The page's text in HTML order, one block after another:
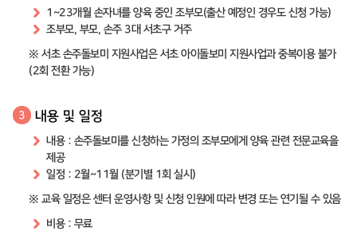
1~23개월 손자녀를 양육 중인 조부모(출산 예정인 경우도 신청 가능)
조부모, 부모, 손주 3대 서초구 거주
※ 서초 손주돌보미 지원사업은 서초 아이돌보미 지원사업과 중복이용 불가
(2회 전환 가능)
3 내용 및 일정
내용 : 손주돌보미를 신청하는 가정의 조부모에게 양육 관련 전문교육을
제공
일정 : 2월~11월 (분기별 1회 실시)
※ 교육 일정은 센터 운영사항 및 신청 인원에 따라 변경 또는 연기될 수 있음
비용 : 무료